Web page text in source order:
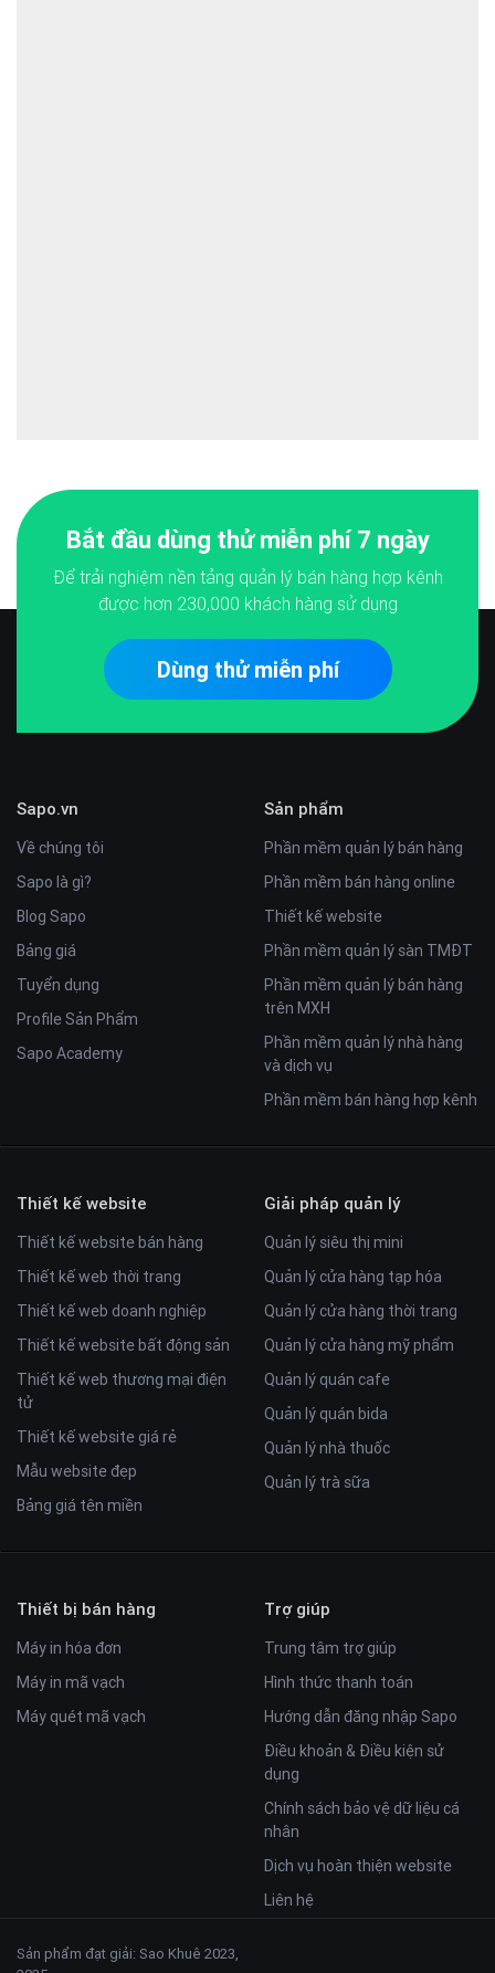
Bắt đầu dùng thử miễn phí 7 ngày
Để trải nghiệm nền tảng quản lý bán hàng hợp kênh
được hơn 230,000 khách hàng sử dụng
Dùng thử miễn phí
Sapo.vn
Về chúng tôi
Sapo là gì?
Blog Sapo
Bảng giá
Tuyển dụng
Profile Sản Phẩm
Sapo Academy
Sản phẩm
Phần mềm quản lý bán hàng
Phần mềm bán hàng online
Thiết kế website
Phần mềm quản lý sàn TMĐT
Phần mềm quản lý bán hàng
trên MXH
Phần mềm quản lý nhà hàng
và dịch vụ
Phần mềm bán hàng hợp kênh
Thiết kế website
Thiết kế website bán hàng
Thiết kế web thời trang
Thiết kế web doanh nghiệp
Thiết kế website bất động sản
Thiết kế web thương mại điện
tử
Thiết kế website giá rẻ
Mẫu website đẹp
Bảng giá tên miền
Giải pháp quản lý
Quản lý siêu thị mini
Quản lý cửa hàng tạp hóa
Quản lý cửa hàng thời trang
Quản lý cửa hàng mỹ phẩm
Quản lý quán cafe
Quản lý quán bida
Quản lý nhà thuốc
Quản lý trà sữa
Thiết bị bán hàng
Máy in hóa đơn
Máy in mã vạch
Máy quét mã vạch
Trợ giúp
Trung tâm trợ giúp
Hình thức thanh toán
Hướng dẫn đăng nhập Sapo
Điều khoản & Điều kiện sử
dụng
Chính sách bảo vệ dữ liệu cá
nhân
Dịch vụ hoàn thiện website
Liên hệ
Sản phẩm đạt giải: Sao Khuê 2023,